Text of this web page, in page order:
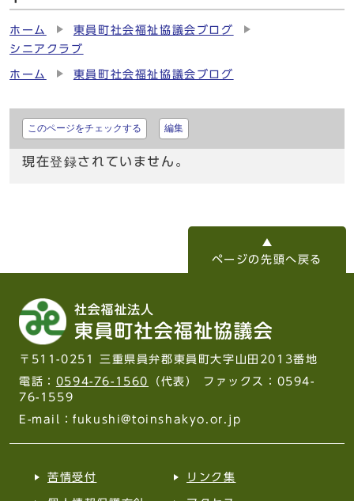
ホーム
東員町社会福祉協議会ブログ
シニアクラブ
ホーム 東員町社会福祉協議会ブログ
このページをチェックする 編集
現在登録されていません。
ページの先頭へ戻る
〒511-0251 三重県員弁郡東員町大字山田2013番地
電話： 0594-76-1560
（代表） ファックス：0594-
76-1559
E-mail：fukushi@toinshakyo.or.jp
苦情受付 リンク集